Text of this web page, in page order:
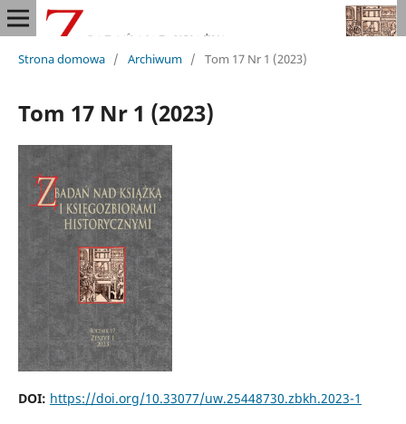
Strona domowa / Archiwum / Tom 17 Nr 1 (2023)
Tom 17 Nr 1 (2023)
DOI: https://doi.org/10.33077/uw.25448730.zbkh.2023-1